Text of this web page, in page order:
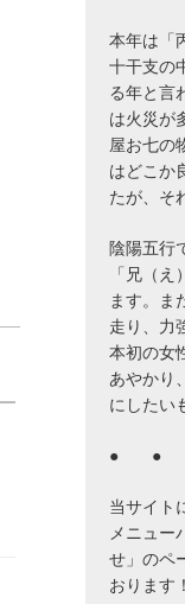
本年は「
十干支の
る年と言
は火災が
屋お七の
はどこか
たが、そ
陰陽五行
「兄（
ます。ま
走り、力
本初の女
あやかり
にしたい
● ●
当サイト
メニュー
せ」のペ
おります！